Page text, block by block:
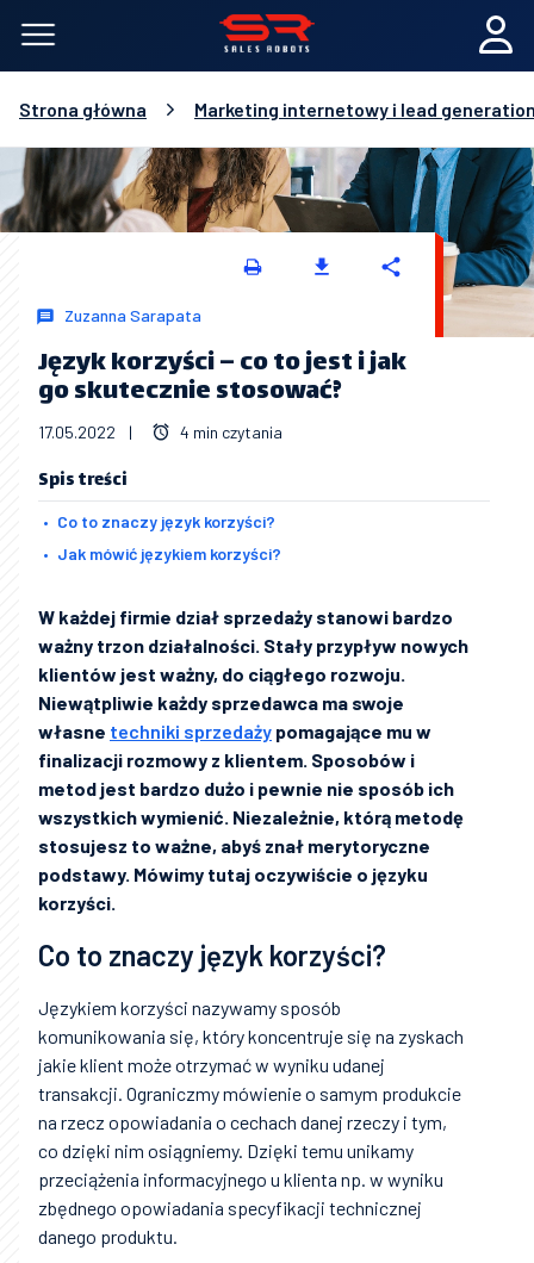
Strona główna Marketing internetowy i lead
Zuzanna Sarapata
Język korzyści – co to jest i jak
go skutecznie stosować?
17.05.2022 | 4 min czytania
Spis treści
Co to znaczy język korzyści?
Jak mówić językiem korzyści?
W każdej firmie dział sprzedaży stanowi bardzo
ważny trzon działalności. Stały przypływ nowych
klientów jest ważny, do ciągłego rozwoju.
Niewątpliwie każdy sprzedawca ma swoje
własne techniki sprzedaży pomagające mu w
finalizacji rozmowy z klientem. Sposobów i
metod jest bardzo dużo i pewnie nie sposób ich
wszystkich wymienić. Niezależnie, którą metodę
stosujesz to ważne, abyś znał merytoryczne
podstawy. Mówimy tutaj oczywiście o języku
korzyści.
Co to znaczy język korzyści?
Językiem korzyści nazywamy sposób
komunikowania się, który koncentruje się na zyskach
jakie klient może otrzymać w wyniku udanej
transakcji. Ograniczmy mówienie o samym produkcie
na rzecz opowiadania o cechach danej rzeczy i tym,
co dzięki nim osiągniemy. Dzięki temu unikamy
przeciążenia informacyjnego u klienta np. w wyniku
zbędnego opowiadania specyfikacji technicznej
danego produktu.